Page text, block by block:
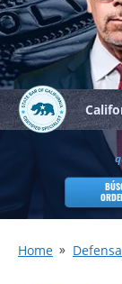
Home